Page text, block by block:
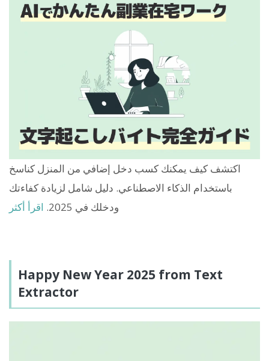
اكتشف كيف يمكنك كسب دخل إضافي من المنزل كناسخ
باستخدام الذكاء الاصطناعي. دليل شامل لزيادة كفاءتك
ودخلك في 2025.
اقرأ أكثر
Happy New Year 2025 from Text
Extractor